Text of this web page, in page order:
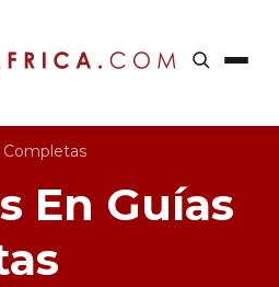
Completas
En Guías